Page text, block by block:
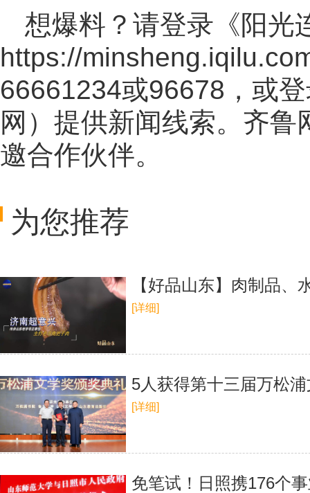
想爆料？请登录《阳光
https://
66661234或96678，或
网 ）提供新闻线索。齐鲁
邀合作伙伴。
为您推荐
【好品山东】肉制品、
[详细]
5人获得第十三届万松
[详细]
免笔试！日照携176个